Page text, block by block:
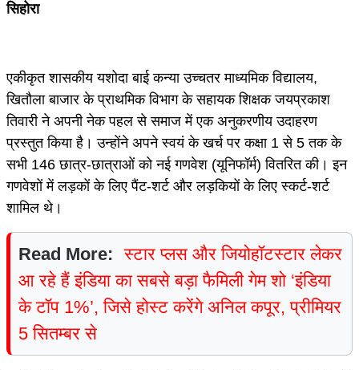
सिहोरा
एकीकृत शासकीय यशोदा बाई कन्या उच्चतर माध्यमिक विद्यालय,
खितौला बाजार के प्राथमिक विभाग के सहायक शिक्षक जयप्रकाश
तिवारी ने अपनी नेक पहल से समाज में एक अनुकरणीय उदाहरण
प्रस्तुत किया है। उन्होंने अपने स्वयं के खर्च पर कक्षा 1 से 5 तक के
सभी 146 छात्र-छात्राओं को नई गणवेश (यूनिफॉर्म) वितरित की। इन
गणवेशों में लड़कों के लिए पैंट-शर्ट और लड़कियों के लिए स्कर्ट-शर्ट
शामिल थे।
Read More: स्टार प्लस और जियोहॉटस्टार लेकर
आ रहे हैं इंडिया का सबसे बड़ा फैमिली गेम शो ‘इंडिया
के टॉप 1%’, जिसे होस्ट करेंगे अनिल कपूर, प्रीमियर
5 सितम्बर से